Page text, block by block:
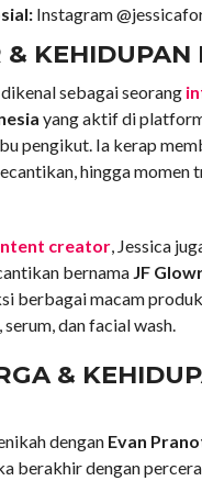
Instagram
& KEHIDUPAN
sebagai seorang
yang aktif di
pengikut. Ia kerap
hingga momen
creator, Jessica
bernama JF
berbagai macam
dan facial wash.
&
dengan Evan
berakhir dengan